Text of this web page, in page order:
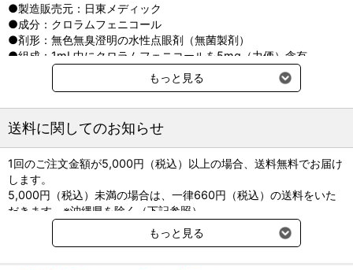
●製造販売元：日東メディック
●成分：クロラムフェニコール
●剤形：無色無臭澄明の水性点眼剤（無菌製剤）
●組成：1mL中にクロラムフェニコールを5mg（力価）含有
●貯法：遮光、2～8℃
※別途クール便送料220円（税込）をご請求させていただきます。
もっと見る
送料に関してのお知らせ
1回のご注文金額が5,000円（税込）以上の場合、送料無料でお届け
します。
5,000円（税込）未満の場合は、一律660円（税込）の送料をいた
だきます。※沖縄県を除く（下記参照）
※2017年11月14日（火）より沖縄県へのお届けにつきましては、1
回のご注文金額（税込）が、30,000円以上で配送無料となります。
もっと見る